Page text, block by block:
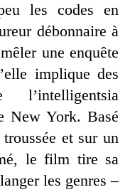
les codes en
débonnaire à
une enquête
implique des
l’intelligentsia
New York. Basé
et sur un
le film tire sa
les genres –